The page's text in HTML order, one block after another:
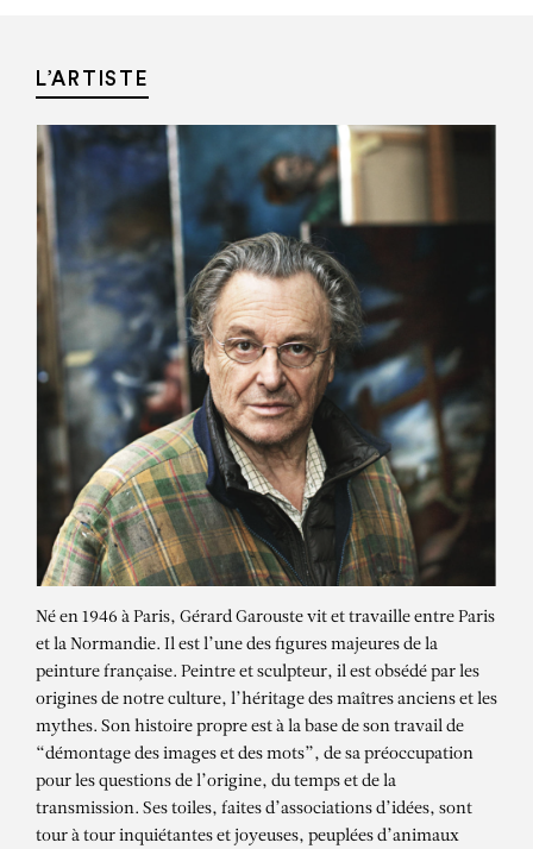
L’ARTISTE
Né en 1946 à Paris, Gérard Garouste vit et travaille entre Paris
et la Normandie. Il est l’une des figures majeures de la
peinture française. Peintre et sculpteur, il est obsédé par les
origines de notre culture, l’héritage des maîtres anciens et les
mythes. Son histoire propre est à la base de son travail de
“démontage des images et des mots”, de sa préoccupation
pour les questions de l’origine, du temps et de la
transmission. Ses toiles, faites d’associations d’idées, sont
tour à tour inquiétantes et joyeuses, peuplées d’animaux